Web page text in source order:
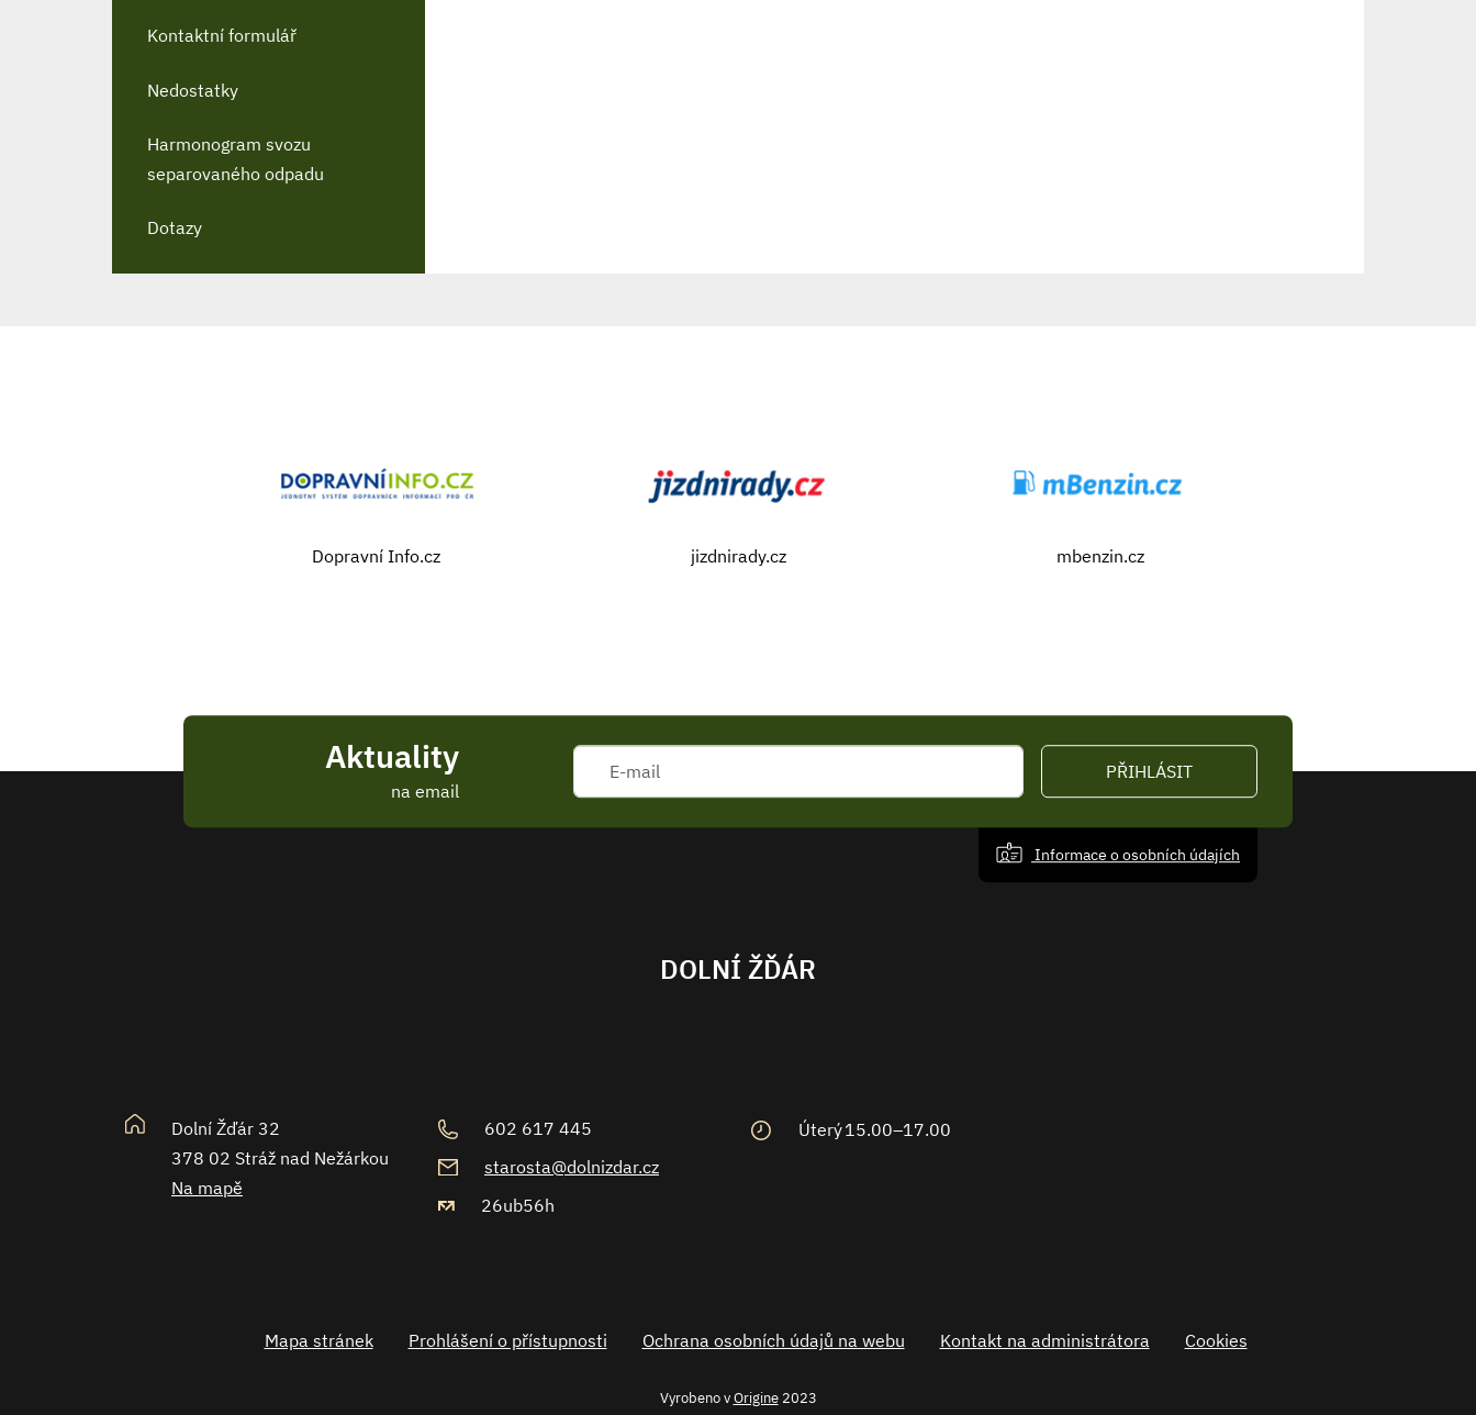
Kontaktní formulář
Nedostatky
Harmonogram svozu
separovaného odpadu
Dotazy
Dopravní Info.cz jizdnirady.cz mbenzin.cz
Aktuality
na email
PŘIHLÁSIT
Informace o osobních údajích
DOLNÍ ŽĎÁR
Dolní Žďár 32
378 02 Stráž nad Nežárkou
Na mapě
602 617 445
starosta@dolnizdar.cz
26ub56h
Úterý15.00–17.00
Mapa stránek Prohlášení o přístupnosti Ochrana osobních údajů na webu Kontakt na administrátora Cookies
Vyrobeno vOrigine2023